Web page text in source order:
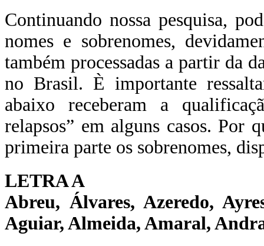
Continuando nossa pesquisa,
nomes e sobrenomes,
também processadas a partir da
no Brasil. È importante
abaixo receberam a
relapsos” em alguns casos. Por
primeira parte os sobrenomes,
LETRA A
Abreu, Álvares, Azeredo,
Aguiar, Almeida, Amaral,